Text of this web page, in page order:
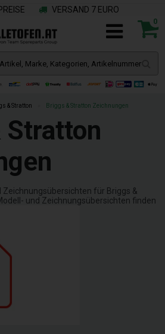
VERSAND 7 EURO
0
& Stratton Briggs & Stratton Zeichnungen
Stratton
Zeichnungsübersichten für Briggs &
und Zeichnungsübersichten finden